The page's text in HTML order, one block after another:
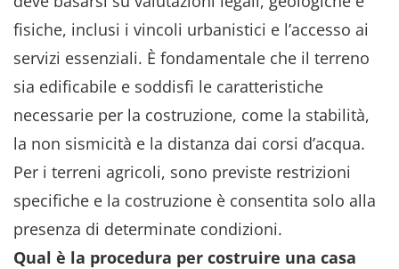
fisiche, inclusi i vincoli urbanistici e l’accesso ai
servizi essenziali. È fondamentale che il terreno
sia edificabile e soddisfi le caratteristiche
necessarie per la costruzione, come la stabilità,
la non sismicità e la distanza dai corsi d’acqua.
Per i terreni agricoli, sono previste restrizioni
specifiche e la costruzione è consentita solo alla
presenza di determinate condizioni.
Qual è la procedura per costruire una casa